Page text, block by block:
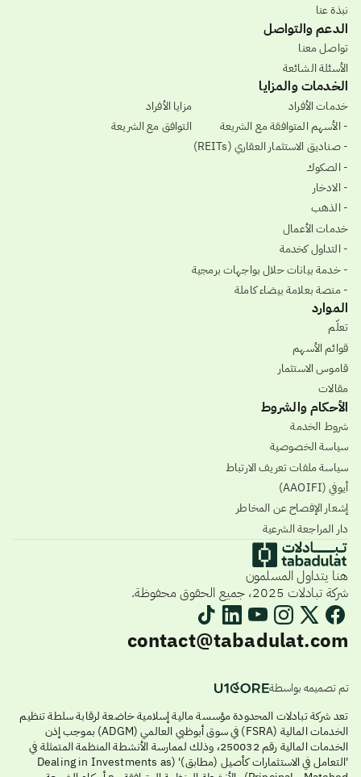
نبذة عنا
الدعم والتواصل
تواصل معنا
الأسئلة الشائعة
الخدمات والمزايا
خدمات الأفراد
- الأسهم المتوافقة مع الشريعة
- صناديق الاستثمار العقاري (REITs)
- الصكوك
- الادخار
- الذهب
خدمات الأعمال
- التداول كخدمة
- خدمة بيانات حلال بواجهات برمجية
- منصة بعلامة بيضاء كاملة
مزايا الأفراد
التوافق مع الشريعة
الموارد
تعلّم
قوائم الأسهم
قاموس الاستثمار
مقالات
الأحكام والشروط
شروط الخدمة
سياسة الخصوصية
سياسة ملفات تعريف الارتباط
أيوفي (AAOIFI)
إشعار الإفصاح عن المخاطر
دار المراجعة الشرعية
هنا يتداول المسلمون
شركة تبادلات 2025، جميع الحقوق محفوظة.
contact@tabadulat.com
تم تصميمه بواسطة
تعد شركة تبادلات المحدودة مؤسسة مالية إسلامية خاضعة لرقابة سلطة تنظيم
الخدمات المالية (FSRA) في سوق أبوظبي العالمي (ADGM) بموجب إذن
الخدمات المالية رقم 250032، وذلك لممارسة الأنشطة المنظمة المتمثلة في
'التعامل في الاستثمارات كأصيل (مطابق)' (Dealing in Investments as